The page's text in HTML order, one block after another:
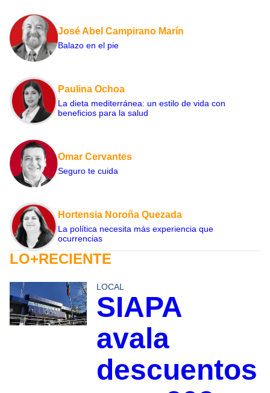
José Abel Campirano Marín
Balazo en el pie
Paulina Ochoa
La dieta mediterránea: un estilo de vida con
beneficios para la salud
Omar Cervantes
Seguro te cuida
Hortensia Noroña Quezada
La política necesita más experiencia que
ocurrencias
LO+RECIENTE
LOCAL
SIAPA
avala
descuentos